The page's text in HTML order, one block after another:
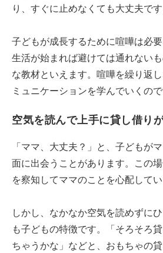
り、すぐに止めなくても大丈夫です
子どもが成長するために喧嘩は必
生活が始まれば避けては通れない
な教材といえます。喧嘩を繰り返
ミュニケーションを学んでいくので
空気を読んで上手に貸し借り
「ママ、大丈夫？」と、子どもが
面に出会うことがあります。この
を察知してママのことを心配してい
しかし、なかなか空気を読めずに
も子どもの特徴です。「そろそろ
ちゃうかな」などと、おもちゃの